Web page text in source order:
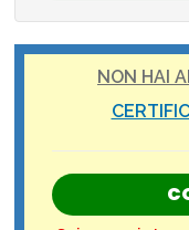
NON HAI